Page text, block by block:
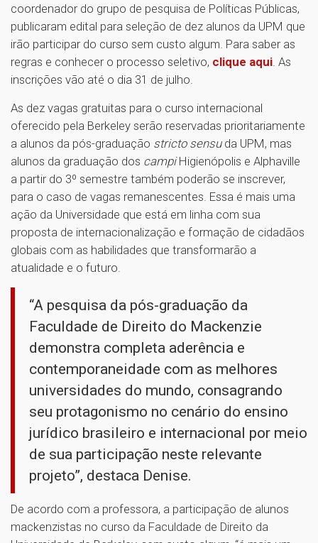
coordenador do grupo de pesquisa de Políticas Públicas,
publicaram edital para seleção de dez alunos da UPM que
irão participar do curso sem custo algum. Para saber as
regras e conhecer o processo seletivo, clique aqui . As
inscrições vão até o dia 31 de julho.
As dez vagas gratuitas para o curso internacional
oferecido pela Berkeley serão reservadas prioritariamente
a alunos da pós-graduação stricto sensu da UPM, mas
alunos da graduação dos campiHigienópolis e Alphaville
a partir do 3º semestre também poderão se inscrever,
para o caso de vagas remanescentes. Essa é mais uma
ação da Universidade que está em linha com sua
proposta de internacionalização e formação de cidadãos
globais com as habilidades que transformarão a
atualidade e o futuro.
“A pesquisa da pós-graduação da
Faculdade de Direito do Mackenzie
demonstra completa aderência e
contemporaneidade com as melhores
universidades do mundo, consagrando
seu protagonismo no cenário do ensino
jurídico brasileiro e internacional por meio
de sua participação neste relevante
projeto”, destaca Denise.
De acordo com a professora, a participação de alunos
mackenzistas no curso da Faculdade de Direito da